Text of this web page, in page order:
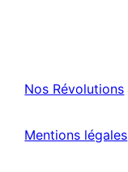
Nos Révolutions
Mentions légales